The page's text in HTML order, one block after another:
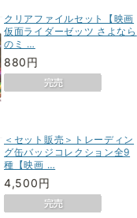
クリアファイルセット【映画
仮面ライダーゼッツ さよなら
のミ …
880円
＜セット販売＞トレーディン
グ缶バッジコレクション全9
種【映画 …
4,500円